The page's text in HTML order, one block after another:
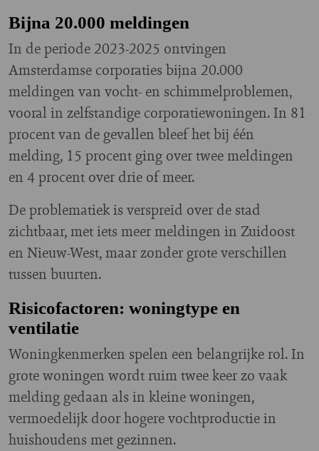
Bijna 20.000 meldingen
In de periode 2023-2025 ontvingen
Amsterdamse corporaties bijna 20.000
meldingen van vocht- en schimmelproblemen,
vooral in zelfstandige corporatiewoningen. In 81
procent van de gevallen bleef het bij één
melding, 15 procent ging over twee meldingen
en 4 procent over drie of meer.
De problematiek is verspreid over de stad
zichtbaar, met iets meer meldingen in Zuidoost
en Nieuw-West, maar zonder grote verschillen
tussen buurten.
Risicofactoren: woningtype en
ventilatie
Woningkenmerken spelen een belangrijke rol. In
grote woningen wordt ruim twee keer zo vaak
melding gedaan als in kleine woningen,
vermoedelijk door hogere vochtproductie in
huishoudens met gezinnen.